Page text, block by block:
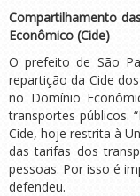
Compartilhamento
Econômico (Cide)
O prefeito de São
repartição da Cide
no Domínio
transportes públicos.
Cide, hoje restrita à
das tarifas dos
pessoas. Por isso é
defendeu.